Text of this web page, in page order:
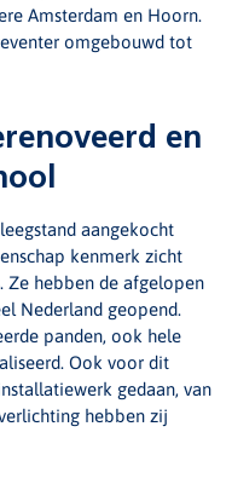
Amsterdam en Hoorn.
omgebouwd tot
en
aangekocht
kenmerk zicht
Ze hebben de afgelopen
Nederland geopend.
panden, ook hele
Ook voor dit
gedaan, van
hebben zij